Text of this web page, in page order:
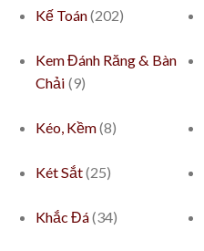
Kế Toán(202)
Kem Đánh Răng & Bàn
Chải (9)
Kéo, Kềm(8)
Két Sắt(25)
Khắc Đá(34)